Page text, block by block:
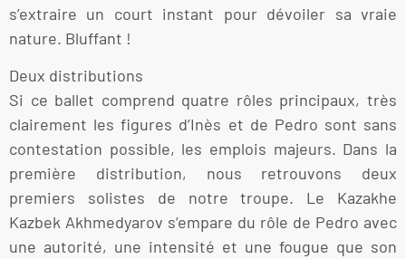
s’extraire un court instant pour dévoiler sa vraie
nature. Bluffant !
Deux distributions
Si ce ballet comprend quatre rôles principaux, très
clairement les figures d’Inès et de Pedro sont sans
contestation possible, les emplois majeurs. Dans la
première distribution, nous retrouvons deux
premiers solistes de notre troupe. Le Kazakhe
Kazbek Akhmedyarov s’empare du rôle de Pedro avec
une autorité, une intensité et une fougue que son